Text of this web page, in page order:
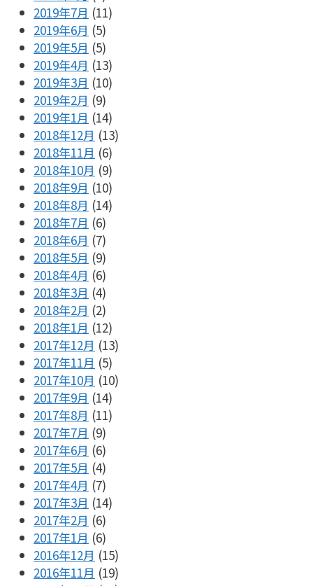
2019年7月 (11)
2019年6月 (5)
2019年5月 (5)
2019年4月 (13)
2019年3月 (10)
2019年2月 (9)
2019年1月 (14)
2018年12月 (13)
2018年11月 (6)
2018年10月 (9)
2018年9月 (10)
2018年8月 (14)
2018年7月 (6)
2018年6月 (7)
2018年5月 (9)
2018年4月 (6)
2018年3月 (4)
2018年2月 (2)
2018年1月 (12)
2017年12月 (13)
2017年11月 (5)
2017年10月 (10)
2017年9月 (14)
2017年8月 (11)
2017年7月 (9)
2017年6月 (6)
2017年5月 (4)
2017年4月 (7)
2017年3月 (14)
2017年2月 (6)
2017年1月 (6)
2016年12月 (15)
2016年11月 (19)